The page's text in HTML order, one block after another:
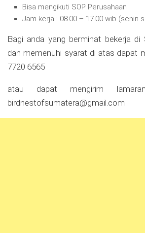
Bisa mengikuti SOP Perusahaan
Jam kerja : 08.00 – 17.00 wib (senin-
Bagi anda yang berminat bekerja di
dan memenuhi syarat di atas dapat
7720 6565
atau dapat mengirim
birdnestofsumatera@gmail.com